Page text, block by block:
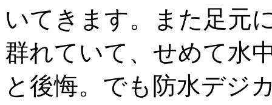
いてきます。また足元
群れていて、せめて水
と後悔。でも防水デジ